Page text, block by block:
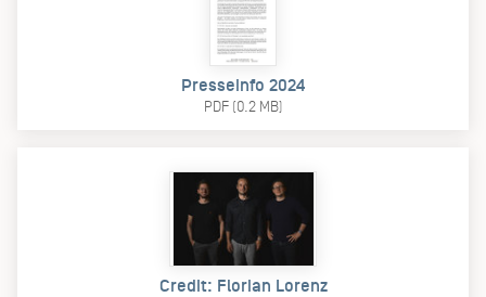
Presseinfo 2024
PDF (0.2 MB)
Credit: Florian Lorenz